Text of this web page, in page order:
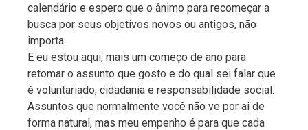
calendário e espero que o ânimo para recomeçar a
busca por seus objetivos novos ou antigos, não
importa.
E eu estou aqui, mais um começo de ano para
retomar o assunto que gosto e do qual sei falar que
é voluntariado, cidadania e responsabilidade social.
Assuntos que normalmente você não ve por ai de
forma natural, mas meu empenho é para que cada